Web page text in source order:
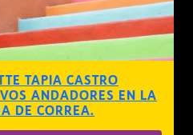
TAPIA CASTRO
ANDADORES EN LA
DE CORREA.